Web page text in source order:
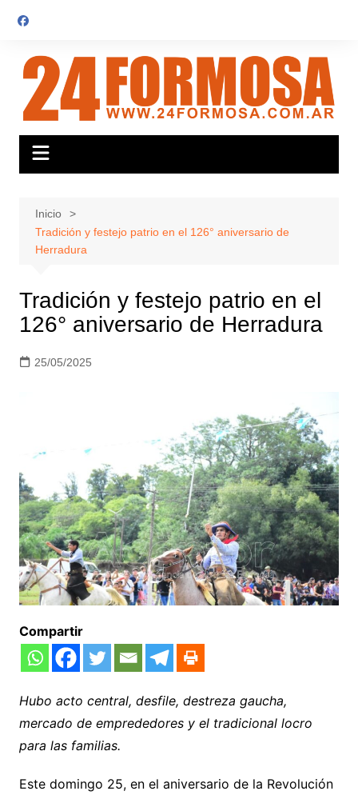
Inicio
Tradición y festejo patrio en el 126° aniversario de
Herradura
Tradición y festejo patrio en el
126° aniversario de Herradura
25/05/2025
Compartir
Hubo acto central, desfile, destreza gaucha,
mercado de emprededores y el tradicional locro
para las familias.
Este domingo 25, en el aniversario de la Revolución